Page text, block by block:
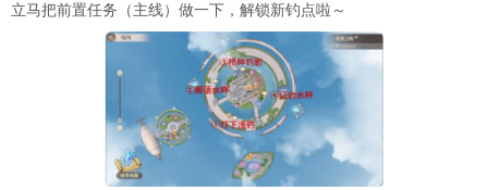
立马把前置任务（主线）做一下，解锁新钓点啦～